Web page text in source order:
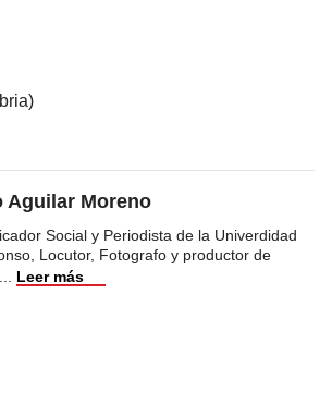
Aguilar Moreno
Social y Periodista de la Univerdidad
Locutor, Fotografo y productor de
Leer más